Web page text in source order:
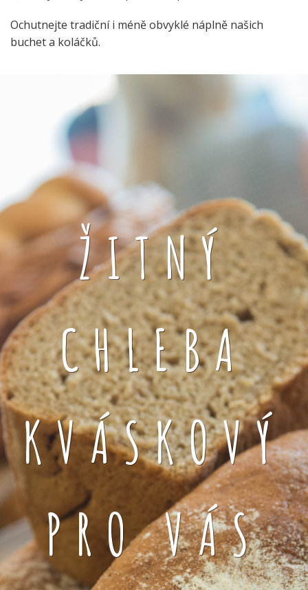
Ochutnejte tradiční i méně obvyklé náplně našich
buchet a koláčků.
ŽITNÝ
CHLEBA
KVÁSKOVÝ
PRO VÁS